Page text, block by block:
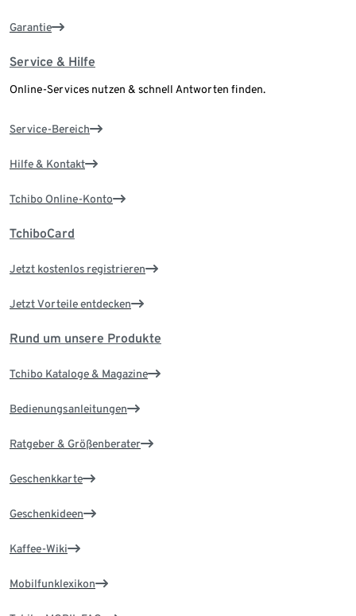
Garantie
Service & Hilfe
Online-Services nutzen & schnell Antworten finden.
Service-Bereich
Hilfe & Kontakt
Tchibo Online-Konto
TchiboCard
Jetzt kostenlos registrieren
Jetzt Vorteile entdecken
Rund um unsere Produkte
Tchibo Kataloge & Magazine
Bedienungsanleitungen
Ratgeber & Größenberater
Geschenkkarte
Geschenkideen
Kaffee-Wiki
Mobilfunklexikon